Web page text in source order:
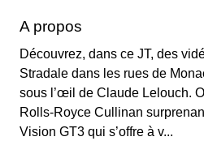
A propos
Découvrez, dans ce JT, des
Stradale dans les rues de
sous l’œil de Claude Lelouch.
Rolls-Royce Cullinan
Vision GT3 qui s’offre à v...